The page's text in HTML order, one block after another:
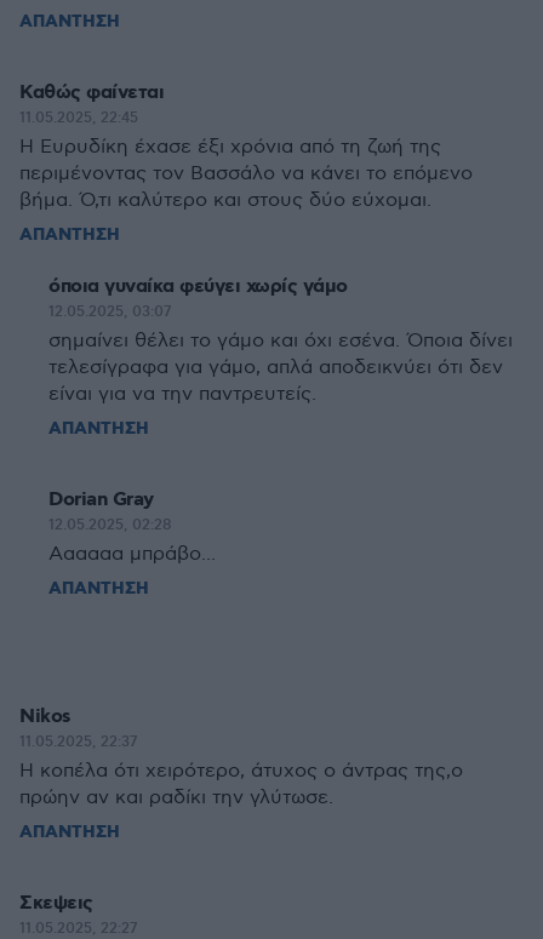
ΑΠΑΝΤΗΣΗ
Καθώς φαίνεται
11.05.2025, 22:45
Η Ευρυδίκη έχασε έξι χρόνια από τη ζωή της
περιμένοντας τον Βασσάλο να κάνει το επόμενο
βήμα. Ό,τι καλύτερο και στους δύο εύχομαι.
ΑΠΑΝΤΗΣΗ
όποια γυναίκα φεύγει χωρίς γάμο
12.05.2025, 03:07
σημαίνει θέλει το γάμο και όχι εσένα. Όποια δίνει
τελεσίγραφα για γάμο, απλά αποδεικνύει ότι δεν
είναι για να την παντρευτείς.
ΑΠΑΝΤΗΣΗ
Dorian Gray
12.05.2025, 02:28
Αααααα μπράβο...
ΑΠΑΝΤΗΣΗ
Nikos
11.05.2025, 22:37
Η κοπέλα ότι χειρότερο, άτυχος ο άντρας της,ο
πρώην αν και ραδίκι την γλύτωσε.
ΑΠΑΝΤΗΣΗ
Σκεψεις
11.05.2025, 22:27